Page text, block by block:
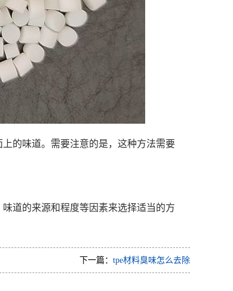
的味道。需要注意的是，这种方法需要
道的来源和程度等因素来选择适当的方
下一篇： tpe材料臭味怎么去除